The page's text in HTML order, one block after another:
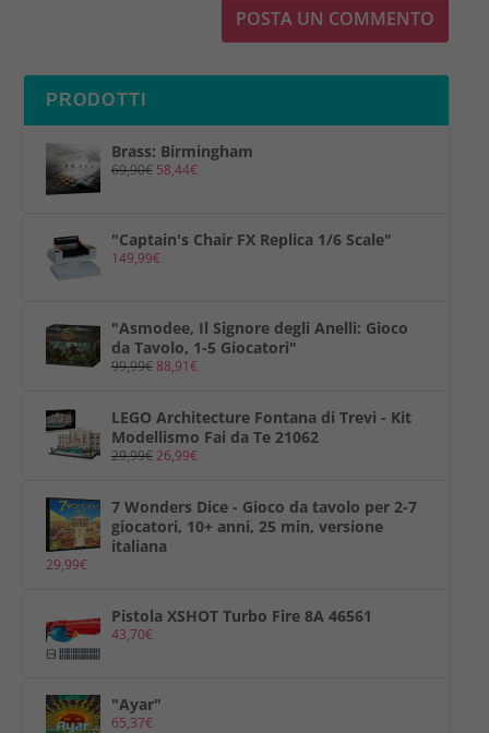
PRODOTTI
Brass: Birmingham
69,90€ 58,44€
"Captain's Chair FX Replica 1/6 Scale"
149,99€
"Asmodee, Il Signore degli Anelli: Gioco
da Tavolo, 1-5 Giocatori"
99,99€88,91€
LEGO Architecture Fontana di Trevi - Kit
Modellismo Fai da Te 21062
29,99€26,99€
7 Wonders Dice - Gioco da tavolo per 2-7
giocatori, 10+ anni, 25 min, versione
italiana
29,99€
Pistola XSHOT Turbo Fire 8A 46561
43,70€
"Ayar"
65,37€